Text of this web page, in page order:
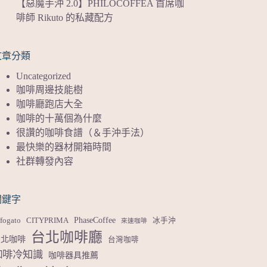
【惡魔手沖 2.0】PHILOCOFFEA 首席咖
啡師 Rikuto 的私藏配方
分類
Uncategorized
咖啡周邊技能樹
咖啡廳跑店大全
咖啡的十萬個為什麼
很讚的咖啡食譜（＆手沖手法）
最快樂的器材開箱時間
社群轉發內容
字
CITYPRIMA PhaseCoffee 來速咖啡 冰手沖
咖啡 台北咖啡廳 台灣咖啡
啡冷知識 咖啡器具推薦